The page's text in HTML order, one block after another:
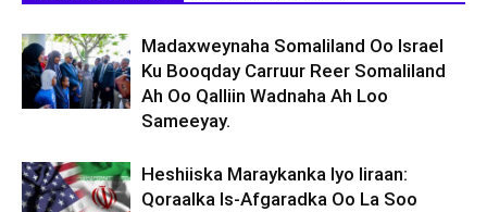
Madaxweynaha Somaliland Oo Israel
Ku Booqday Carruur Reer Somaliland
Ah Oo Qalliin Wadnaha Ah Loo
Sameeyay.
Heshiiska Maraykanka Iyo Iiraan:
Qoraalka Is-Afgaradka Oo La Soo